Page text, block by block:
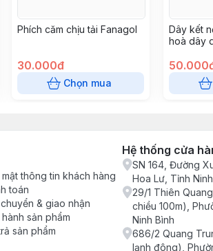
Phích căm chịu tải Fanagol
30.000đ
Chọn mua
Dây kết
hoà dây
thông tin khách hàng
toán
& giao nhận
sản phẩm
sản phẩm
Hệ thống cửa
SN 164, Đường
Hoa Lư, Tỉnh
29/1 Thiên
chiều 100m),
Ninh Bình
686/2 Quang
lạnh đông),